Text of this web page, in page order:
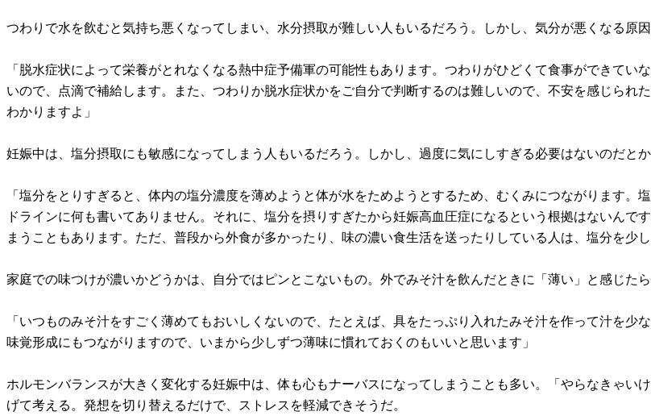
つわりで水を飲むと気持ち悪くなってしまい、水分摂取が難しい人もいるだろう。しかし、気分が悪くなる原因
「脱水症状によって栄養がとれなくなる熱中症予備軍の可能性もあります。つわりがひどくて食事ができて
いので、点滴で補給します。また、つわりか脱水症状かをご自分で判断するのは難しいので、不安を感じられ
わかりますよ」
妊娠中は、塩分摂取にも敏感になってしまう人もいるだろう。しかし、過度に気にしすぎる必要はないのだとか
「塩分をとりすぎると、体内の塩分濃度を薄めようと体が水をためようとするため、むくみにつながります
ドラインに何も書いてありません。それに、塩分を摂りすぎたから妊娠高血圧症になるという根拠はないん
まうこともあります。ただ、普段から外食が多かったり、味の濃い食生活を送ったりしている人は、塩分を少
家庭での味つけが濃いかどうかは、自分ではピンとこないもの。外でみそ汁を飲んだときに「薄い」と感じた
「いつものみそ汁をすごく薄めてもおいしくないので、たとえば、具をたっぷり入れたみそ汁を作って汁を
味覚形成にもつながりますので、いまから少しずつ薄味に慣れておくのもいいと思います」
ホルモンバランスが大きく変化する妊娠中は、体も心もナーバスになってしまうことも多い。「やらなきゃい
げて考える。発想を切り替えるだけで、ストレスを軽減できそうだ。